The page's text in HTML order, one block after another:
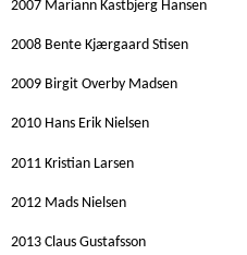
2007 Mariann Kastbjerg Hansen
2008 Bente Kjærgaard Stisen
2009 Birgit Overby Madsen
2010 Hans Erik Nielsen
2011 Kristian Larsen
2012 Mads Nielsen
2013 Claus Gustafsson